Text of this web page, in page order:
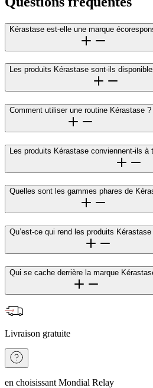
Kérastase est-elle une marque
Les produits Kérastase sont-ils
Comment utiliser une routine Kérastase ?
Les produits Kérastase conviennent-ils
Quelles sont les gammes phares de
Qu’est-ce qui rend les produits
Qui se cache derrière la marque
Livraison gratuite
en choisissant Mondial Relay